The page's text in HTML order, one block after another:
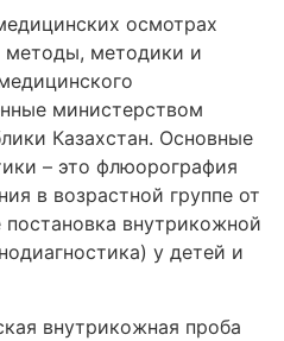
осмотрах
методы, методики и
министерством
Казахстан. Основные
– это флюорография
в возрастной группе от
внутрикожной
у детей и
внутрикожная проба